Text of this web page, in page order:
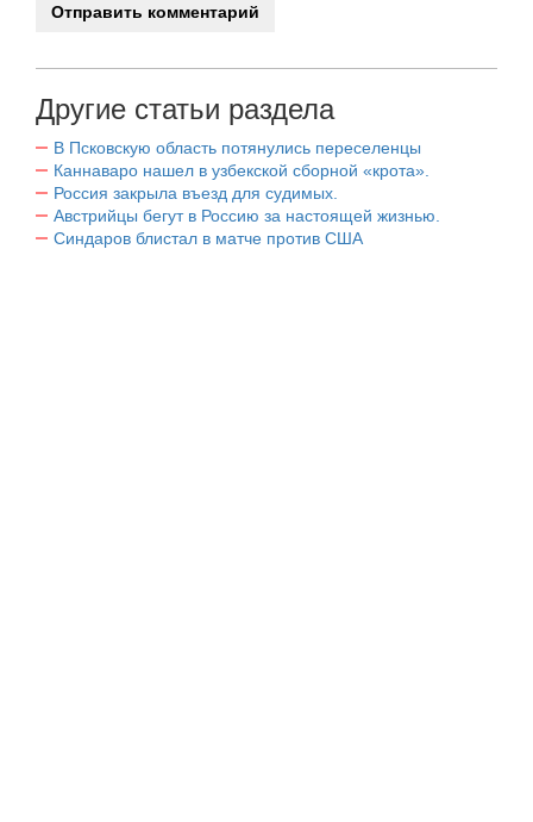
Другие статьи раздела
В Псковскую область потянулись переселенцы
Каннаваро нашел в узбекской сборной «крота».
Россия закрыла въезд для судимых.
Австрийцы бегут в Россию за настоящей жизнью.
Синдаров блистал в матче против США